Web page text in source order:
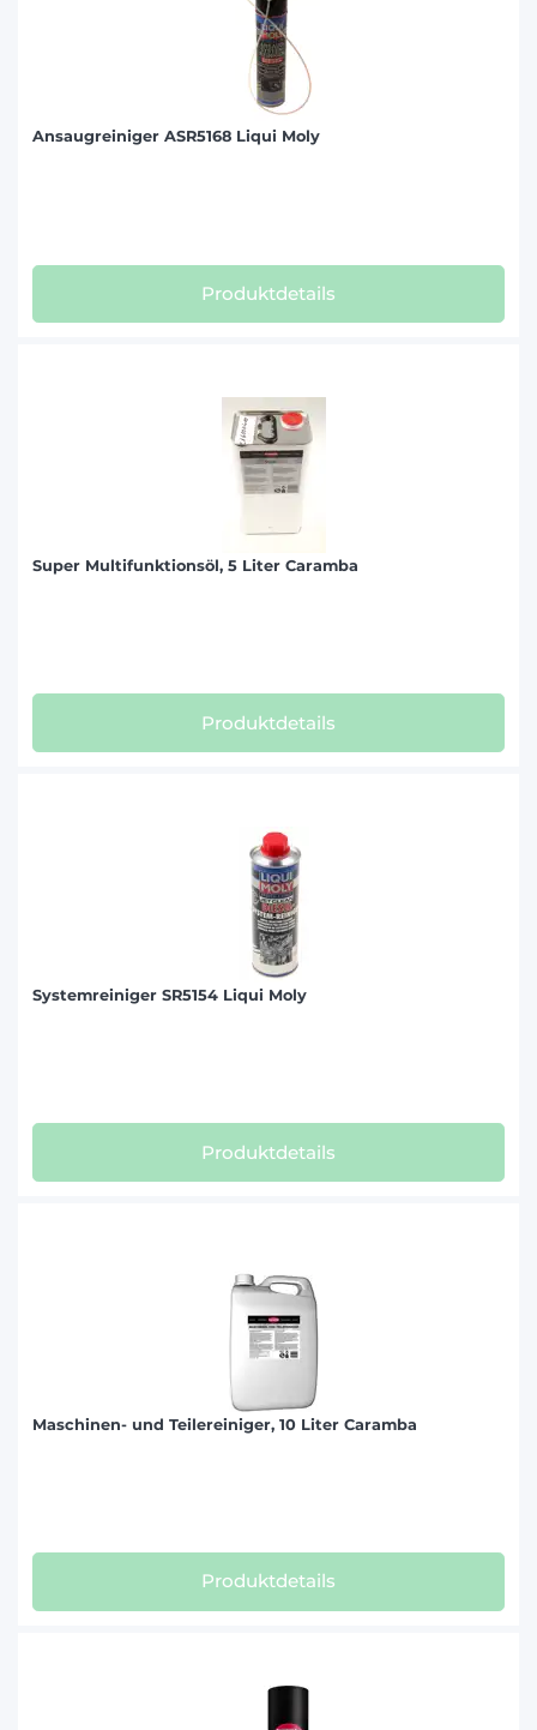
Ansaugreiniger ASR5168 Liqui Moly
Produktdetails
Super Multifunktionsöl, 5 Liter Caramba
Produktdetails
Systemreiniger SR5154 Liqui Moly
Produktdetails
Maschinen- und Teilereiniger, 10 Liter Caramba
Produktdetails